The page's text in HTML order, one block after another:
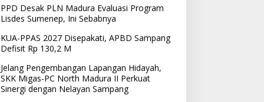
PPD Desak PLN Madura Evaluasi Program
Lisdes Sumenep, Ini Sebabnya
KUA-PPAS 2027 Disepakati, APBD Sampang
Defisit Rp 130,2 M
Jelang Pengembangan Lapangan Hidayah,
SKK Migas-PC North Madura II Perkuat
Sinergi dengan Nelayan Sampang